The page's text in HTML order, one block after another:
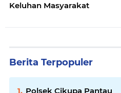
Keluhan Masyarakat
Berita Terpopuler
Polsek Cikupa Pantau